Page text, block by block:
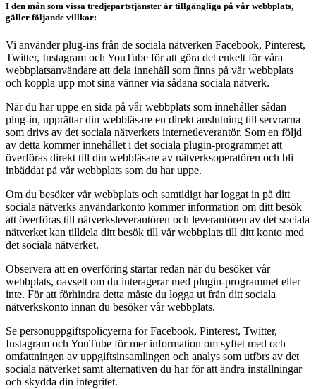
I den mån som vissa tredjepartstjänster är tillgängliga på vår webbplats,
gäller följande villkor:
Vi använder plug-ins från de sociala nätverken Facebook, Pinterest,
Twitter, Instagram och YouTube för att göra det enkelt för våra
webbplatsanvändare att dela innehåll som finns på vår webbplats
och koppla upp mot sina vänner via sådana sociala nätverk.
När du har uppe en sida på vår webbplats som innehåller sådan
plug-in, upprättar din webbläsare en direkt anslutning till servrarna
som drivs av det sociala nätverkets internetleverantör. Som en följd
av detta kommer innehållet i det sociala plugin-programmet att
överföras direkt till din webbläsare av nätverksoperatören och bli
inbäddat på vår webbplats som du har uppe.
Om du besöker vår webbplats och samtidigt har loggat in på ditt
sociala nätverks användarkonto kommer information om ditt besök
att överföras till nätverksleverantören och leverantören av det sociala
nätverket kan tilldela ditt besök till vår webbplats till ditt konto med
det sociala nätverket.
Observera att en överföring startar redan när du besöker vår
webbplats, oavsett om du interagerar med plugin-programmet eller
inte. För att förhindra detta måste du logga ut från ditt sociala
nätverkskonto innan du besöker vår webbplats.
Se personuppgiftspolicyerna för Facebook, Pinterest, Twitter,
Instagram och YouTube för mer information om syftet med och
omfattningen av uppgiftsinsamlingen och analys som utförs av det
sociala nätverket samt alternativen du har för att ändra inställningar
och skydda din integritet.